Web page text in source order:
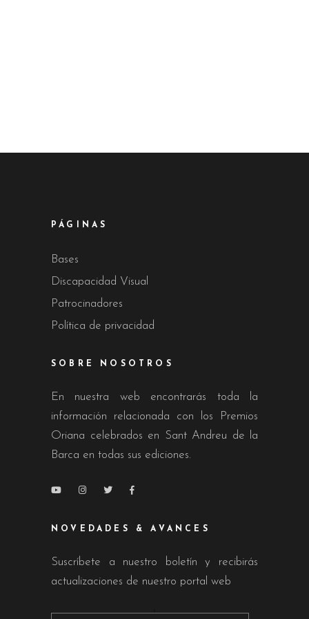
PÁGINAS
Bases
Discapacidad Visual
Patrocinadores
Política de privacidad
SOBRE NOSOTROS
En nuestra web encontrarás toda la
información relacionada con los Premios
Oriana celebrados en Sant Andreu de la
Barca en todas sus ediciones.
NOVEDADES & AVANCES
Suscríbete a nuestro boletín y recibirás
actualizaciones de nuestro portal web